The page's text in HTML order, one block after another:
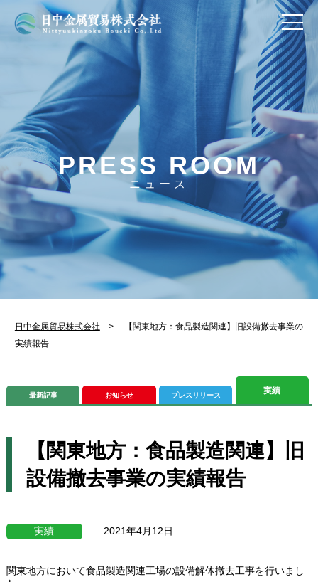
PRESS ROOM
ニュース
日中金属貿易株式会社 >
【関東地方：食品製造関連】旧設備撤去事業の
実績報告
最新記事 お知らせ プレスリリース 実績
【関東地方：食品製造関連】旧
設備撤去事業の実績報告
実績 2021年4月12日
関東地方において食品製造関連工場の設備解体撤去工事を行いまし